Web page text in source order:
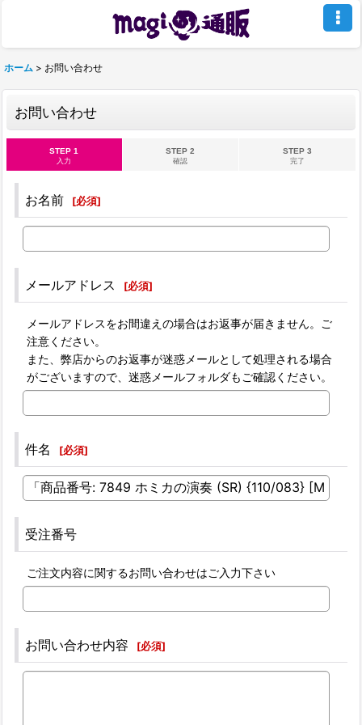
ホーム > お問い合わせ
お問い合わせ
STEP 1
入力
STEP 2
確認
STEP 3
完了
お名前 [必須]
メールアドレス [必須]
メールアドレスをお間違えの場合はお返事が届きません。ご
注意ください。
また、弊店からのお返事が迷惑メールとして処理される場合
がございますので、迷惑メールフォルダもご確認ください。
件名 [必須]
受注番号
ご注文内容に関するお問い合わせはご入力下さい
お問い合わせ内容 [必須]